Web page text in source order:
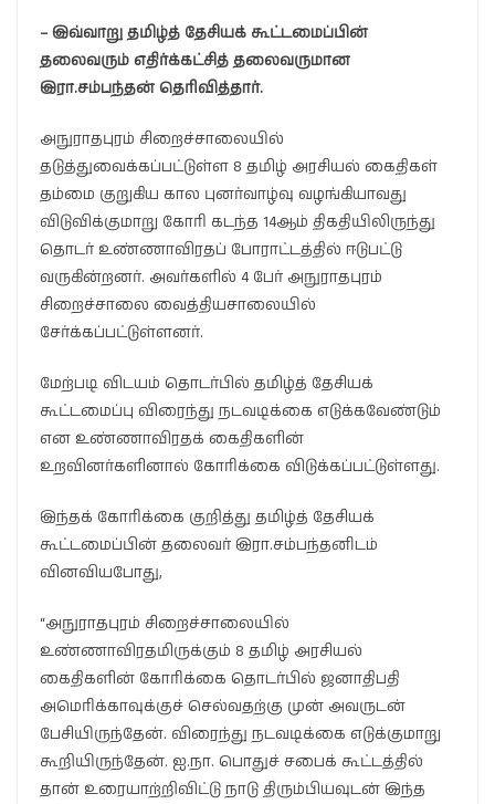
– இவ்வாறு தமிழ்த் தேசியக் கூட்டமைப்பின்
தலைவரும் எதிர்க்கட்சித் தலைவருமான
இரா.சம்பந்தன் தெரிவித்தார்.
அநுராதபுரம் சிறைச்சாலையில்
தடுத்துவைக்கப்பட்டுள்ள 8 தமிழ் அரசியல் கைதிகள்
தம்மை குறுகிய கால புனர்வாழ்வு வழங்கியாவது
விடுவிக்குமாறு கோரி கடந்த 14ஆம் திகதியிலிருந்து
தொடர் உண்ணாவிரதப் போராட்டத்தில் ஈடுபட்டு
வருகின்றனர். அவர்களில் 4 பேர் அநுராதபுரம்
சிறைச்சாலை வைத்தியசாலையில்
சேர்க்கப்பட்டுள்ளனர்.
மேற்படி விடயம் தொடர்பில் தமிழ்த் தேசியக்
கூட்டமைப்பு விரைந்து நடவடிக்கை எடுக்கவேண்டும்
என உண்ணாவிரதக் கைதிகளின்
உறவினர்களினால் கோரிக்கை விடுக்கப்பட்டுள்ளது.
இந்தக் கோரிக்கை குறித்து தமிழ்த் தேசியக்
கூட்டமைப்பின் தலைவர் இரா.சம்பந்தனிடம்
வினவியபோது,
“அநுராதபுரம் சிறைச்சாலையில்
உண்ணாவிரதமிருக்கும் 8 தமிழ் அரசியல்
கைதிகளின் கோரிக்கை தொடர்பில் ஜனாதிபதி
அமெரிக்காவுக்குச் செல்வதற்கு முன் அவருடன்
பேசியிருந்தேன். விரைந்து நடவடிக்கை எடுக்குமாறு
கூறியிருந்தேன். ஐ.நா. பொதுச் சபைக் கூட்டத்தில்
தான் உரையாற்றிவிட்டு நாடு திரும்பியவுடன் இந்த